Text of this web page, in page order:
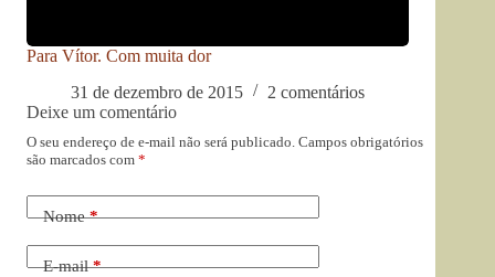
Para Vítor. Com muita dor
31 de dezembro de 2015
2 comentários
Deixe um comentário
O seu endereço de e-mail não será publicado. Campos obrigatórios
são marcados com *
Nome*
E-mail*